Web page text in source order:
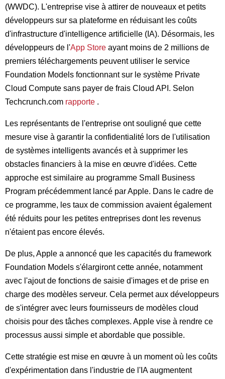
(WWDC). L'entreprise vise à attirer de nouveaux et petits
développeurs sur sa plateforme en réduisant les coûts
d'infrastructure d'intelligence artificielle (IA). Désormais, les
développeurs de l'App Store ayant moins de 2 millions de
premiers téléchargements peuvent utiliser le service
Foundation Models fonctionnant sur le système Private
Cloud Compute sans payer de frais Cloud API. Selon
Techcrunch.com rapporte .
Les représentants de l'entreprise ont souligné que cette
mesure vise à garantir la confidentialité lors de l'utilisation
de systèmes intelligents avancés et à supprimer les
obstacles financiers à la mise en œuvre d'idées. Cette
approche est similaire au programme Small Business
Program précédemment lancé par Apple. Dans le cadre de
ce programme, les taux de commission avaient également
été réduits pour les petites entreprises dont les revenus
n'étaient pas encore élevés.
De plus, Apple a annoncé que les capacités du framework
Foundation Models s'élargiront cette année, notamment
avec l'ajout de fonctions de saisie d'images et de prise en
charge des modèles serveur. Cela permet aux développeurs
de s'intégrer avec leurs fournisseurs de modèles cloud
choisis pour des tâches complexes. Apple vise à rendre ce
processus aussi simple et abordable que possible.
Cette stratégie est mise en œuvre à un moment où les coûts
d'expérimentation dans l'industrie de l'IA augmentent